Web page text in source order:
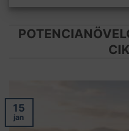
15
jan